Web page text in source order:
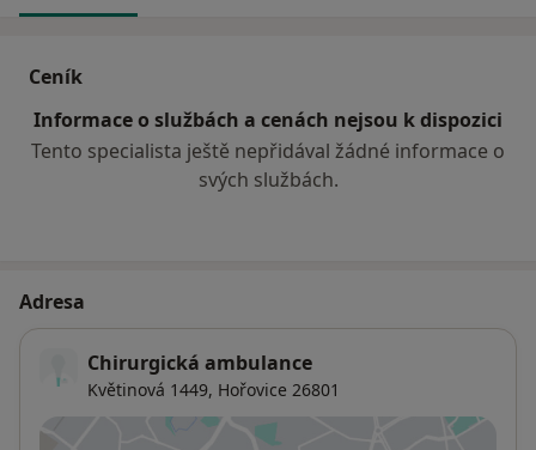
Ceník
Informace o službách a cenách nejsou k dispozici
Tento specialista ještě nepřidával žádné informace o
svých službách.
Adresa
Chirurgická ambulance
Květinová 1449, Hořovice 26801